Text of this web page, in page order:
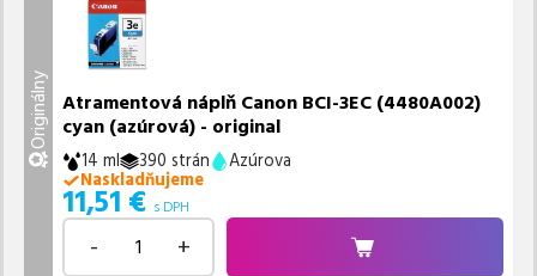
Originálny Atramentová náplň Canon BCI-3EC (4480A002)
cyan (azúrová) - original
14 ml 390 strán
Azúrova
Naskladňujeme
11,51 € s DPH
- +